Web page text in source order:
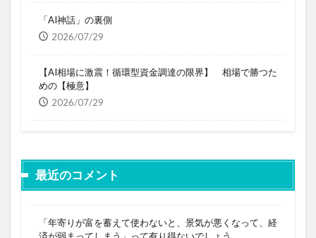
「AI神話」の裏側
2026/07/29
【AI相場に激震！循環型資金調達の限界】 相場で勝つた
めの【極意】
2026/07/29
最近のコメント
「年寄りが富を蓄えて使わないと、景気が悪くなって、経